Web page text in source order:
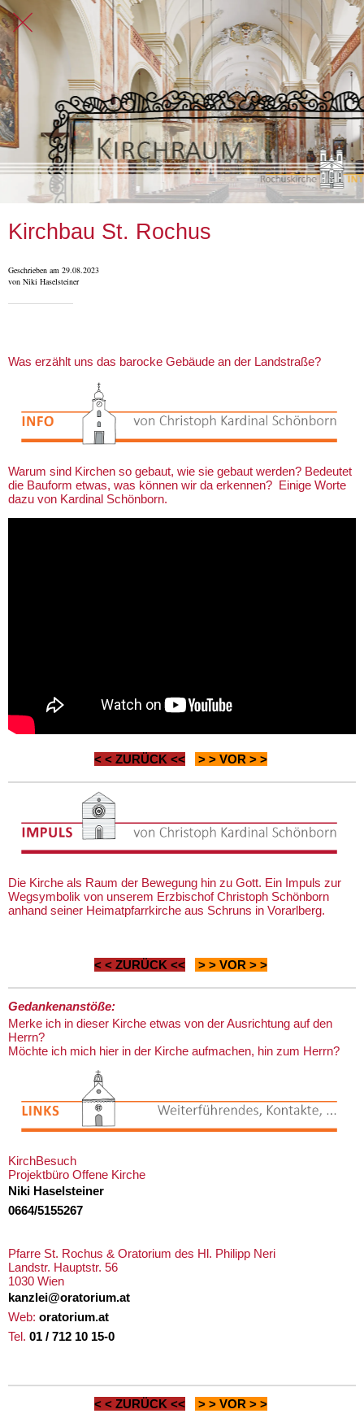
Kirchbau St. Rochus
Geschrieben am 29.08.2023
von Niki Haselsteiner
Was erzählt uns das barocke Gebäude an der Landstraße?
Warum sind Kirchen so gebaut, wie sie gebaut werden? Bedeutet
die Bauform etwas, was können wir da erkennen? Einige Worte
dazu von Kardinal Schönborn.
< < ZURÜCK << > > VOR> >
Die Kirche als Raum der Bewegung hin zu Gott. Ein Impuls zur
Wegsymbolik von unserem Erzbischof Christoph Schönborn
anhand seiner Heimatpfarrkirche aus Schruns in Vorarlberg.
< < ZURÜCK << > > VOR > >
Gedankenanstöße:
Merke ich in dieser Kirche etwas von der Ausrichtung auf den
Herrn?
Möchte ich mich hier in der Kirche aufmachen, hin zum Herrn?
KirchBesuch
Projektbüro Offene Kirche
Niki Haselsteiner
0664/5155267
Pfarre St. Rochus & Oratorium des Hl. Philipp Neri
Landstr. Hauptstr. 56
1030 Wien
kanzlei@oratorium.at
Web: oratorium.at
Tel. 01 / 712 10 15-0
< < ZURÜCK << > > VOR > >